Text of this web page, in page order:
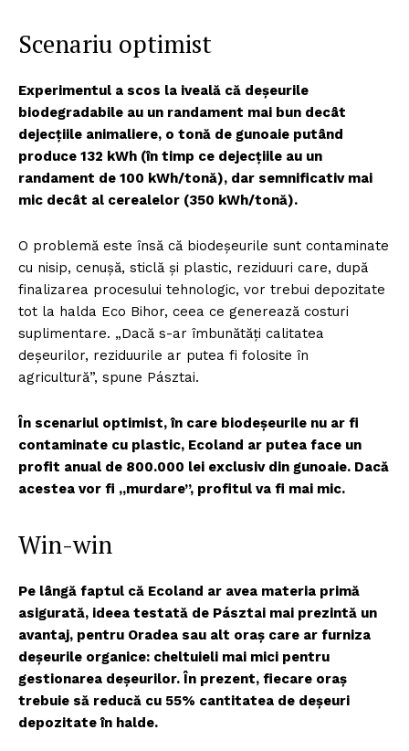
Scenariu optimist
Experimentul a scos la iveală că deșeurile
biodegradabile au un randament mai bun decât
dejecțiile animaliere, o tonă de gunoaie putând
produce 132 kWh (în timp ce dejecțiile au un
randament de 100 kWh/tonă), dar semnificativ mai
mic decât al cerealelor (350 kWh/tonă).
O problemă este însă că biodeșeurile sunt contaminate
cu nisip, cenușă, sticlă și plastic, reziduuri care, după
finalizarea procesului tehnologic, vor trebui depozitate
tot la halda Eco Bihor, ceea ce generează costuri
suplimentare. „Dacă s-ar îmbunătăți calitatea
deșeurilor, reziduurile ar putea fi folosite în
agricultură”, spune Pásztai.
În scenariul optimist, în care biodeșeurile nu ar fi
contaminate cu plastic, Ecoland ar putea face un
profit anual de 800.000 lei exclusiv din gunoaie. Dacă
acestea vor fi „murdare”, profitul va fi mai mic.
Win-win
Pe lângă faptul că Ecoland ar avea materia primă
asigurată, ideea testată de Pásztai mai prezintă un
avantaj, pentru Oradea sau alt oraș care ar furniza
deșeurile organice: cheltuieli mai mici pentru
gestionarea deșeurilor. În prezent, fiecare oraș
trebuie să reducă cu 55% cantitatea de deșeuri
depozitate în halde.